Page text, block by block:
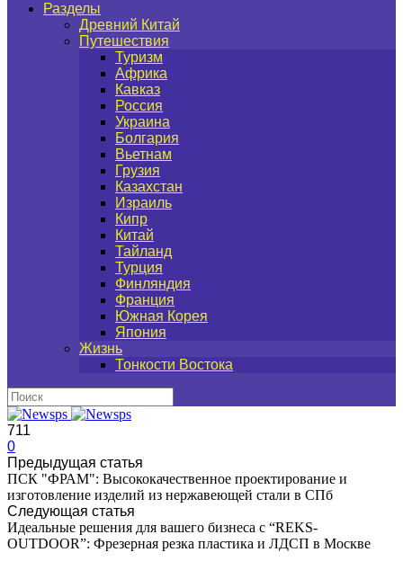
Разделы
Древний Китай
Путешествия
Туризм
Африка
Кавказ
Россия
Украина
Болгария
Вьетнам
Грузия
Казахстан
Израиль
Кипр
Китай
Тайланд
Турция
Финляндия
Франция
Южная Корея
Япония
Жизнь
Тонкости Востока
711
0
Предыдущая статья
ПСК "ФРАМ": Высококачественное проектирование и
изготовление изделий из нержавеющей стали в СПб
Следующая статья
Идеальные решения для вашего бизнеса с “REKS-
OUTDOOR”: Фрезерная резка пластика и ЛДСП в Москве